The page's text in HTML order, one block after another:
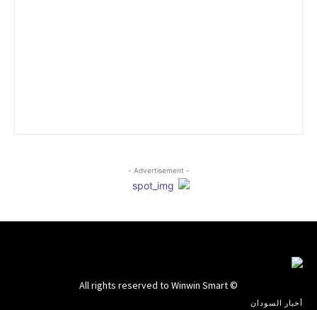
- Advertisement -
© All rights reserved to Winwin Smart
أخبار السودان